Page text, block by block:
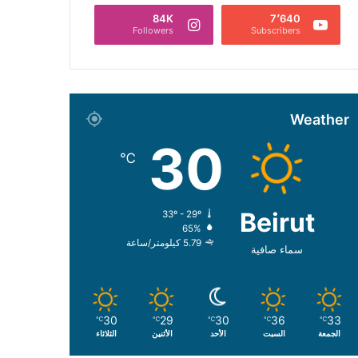
7٬640
Subscribers
84K
Followers
Weather
Beirut
سماء صافية
30
℃
33º - 29º
65%
5.79 كيلومتر/ساعة
33
℃
الجمعة
36
℃
السبت
30
℃
الأحد
29
℃
الأثنين
30
℃
الثلاثاء